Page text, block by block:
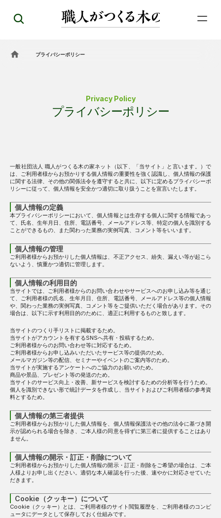
プライバシーポリシー
Privacy Policy
プライバシーポリシー
一般社団法人 職人がつくる木の家ネット（以下、「当サイト」と言います。）で
は、ご利用者様からお預かりする個人情報の重要性を強く認識し、個人情報の保護
に関する法律、その他の関係法令を遵守すると共に、以下に定めるプライバシーポ
リシーに従って、個人情報を安全かつ適切に取り扱うことを宣言いたします。
個人情報の定義
本プライバシーポリシーにおいて、個人情報とは生存する個人に関する情報であっ
て、氏名、生年月日、住所、電話番号、メールアドレス等、特定の個人を識別する
ことができるもの、また関わった業務の実例写真、コメント等をいいます。
個人情報の管理
ご利用者様からお預かりした個人情報は、不正アクセス、紛失、漏えい等が起こら
ないよう、慎重かつ適切に管理します。
個人情報の利用目的
当サイトでは、ご利用者様からのお問い合わせやサービスへのお申し込み等を通じ
て、ご利用者様の氏名、生年月日、住所、電話番号、メールアドレス等の個人情報
や、関わった業務の実例写真、コメント等をご提供いただく場合があります。その
場合は、以下に示す利用目的のために、適正に利用するものと致します。
当サイトのつくり手リストに掲載するため。
当サイトがアカウントを有するSNSへ共有・投稿するため。
ご利用者様からのお問い合わせ等に対応するため。
ご利用者様からお申し込みいただいたサービス等の提供のため。
メールマガジン等の配信、セミナーやイベントのご案内等のため。
当サイトが実施するアンケートへのご協力のお願いのため。
商品や景品、プレゼント等の発送のため。
当サイトのサービス向上・改善、新サービスを検討するための分析等を行うため。
個人を識別できない形で統計データを作成し、当サイトおよびご利用者様の参考資
料とするため。
個人情報の第三者提供
ご利用者様からお預かりした個人情報を、個人情報保護法その他の法令に基づき開
示が認められる場合を除き、ご本人様の同意を得ずに第三者に提供することはあり
ません。
個人情報の開示・訂正・削除について
ご利用者様からお預かりした個人情報の開示・訂正・削除をご希望の場合は、ご本
人様よりお申し出ください。適切な本人確認を行った後、速やかに対応させていた
だきます。
Cookie（クッキー）について
Cookie（クッキー）とは、ご利用者様のサイト閲覧履歴を、ご利用者様のコンピ
ュータにデータとして保存しておく仕組みです。